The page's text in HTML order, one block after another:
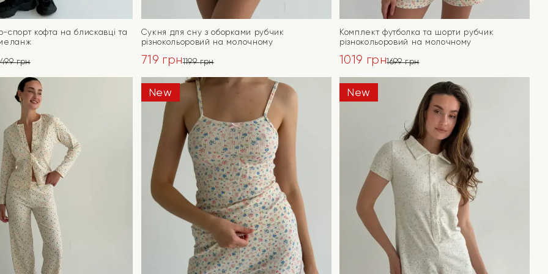
спорт кофта на блискавці та
грн
ПЕРЕЙТИ
Сукня для сну з оборками рубчик
різнокольоровий на молочному
1199грн
ціна:
1199 грн.
719 грн
ціна:
719 грн.
ПЕРЕЙТИ
Комплект футболка та шорти рубчик
різнокольоровий на молочному
1699грн
ціна:
1699 грн.
1019 грн
ціна:
1019 грн.
ПЕРЕЙТИ
New New